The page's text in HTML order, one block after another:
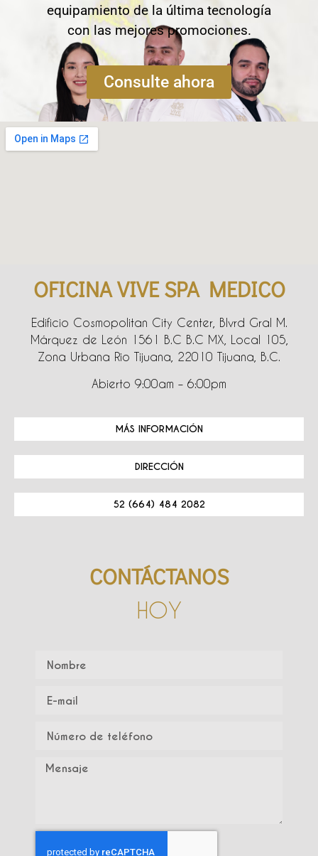
equipamiento de la última tecnología
con las mejores promociones.
Consulte ahora
OFICINA VIVE SPA MEDICO
Edificio Cosmopolitan City Center, Blvrd Gral M.
Márquez de León 1561 B.C B.C MX, Local 105,
Zona Urbana Rio Tijuana, 22010 Tijuana, B.C.
Abierto 9:00am – 6:00pm
MÁS INFORMACIÓN
DIRECCIÓN
52 (664) 484 2082
CONTÁCTANOS
HOY